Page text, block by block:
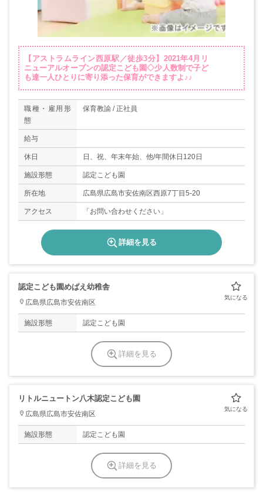
【アストラムライン西原駅／徒歩3分】2021年4月リ
ニューアルオープンの認定こども園◇少人数制で子ど
も達一人ひとりに寄り添った保育ができますよ♪♪
職種・雇用形
態
保育教諭 / 正社員
給与
休日 日、祝、年末年始、他/年間休日120日
施設形態 認定こども園
所在地 広島県広島市安佐南区西原7丁目5-20
アクセス 「お問い合わせください」
詳細を見る
認定こども園めばえ幼稚舎
広島県広島市安佐南区
施設形態 認定こども園
詳細を見る
リトルニュートン八木認定こども園
広島県広島市安佐南区
施設形態 認定こども園
詳細を見る